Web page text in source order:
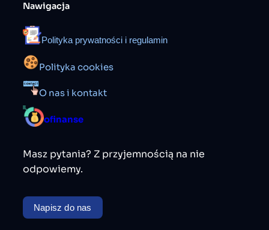
Nawigacja
Polityka prywatności i regulamin
Polityka cookies
O nas i kontakt
ofinanse
Masz pytania? Z przyjemnością na nie
odpowiemy.
Napisz do nas